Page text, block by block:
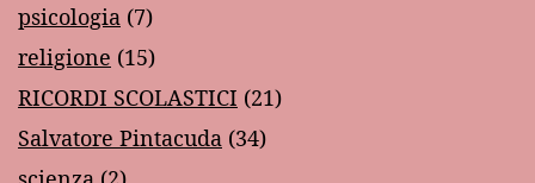
psicologia (7)
religione (15)
RICORDI SCOLASTICI (21)
Salvatore Pintacuda (34)